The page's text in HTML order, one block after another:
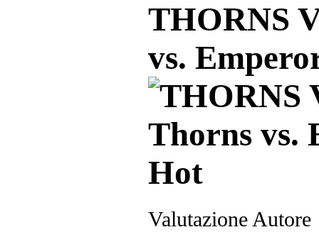
THORNS
vs.
Hot
Valutazione Autore